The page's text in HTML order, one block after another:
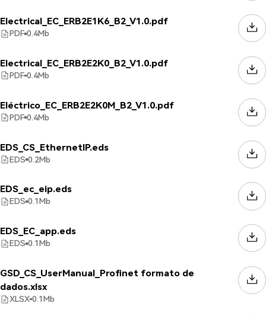
Electrical_EC_ERB2E1K6_B2_V1.0.pdf
PDF 0.4Mb
Electrical_EC_ERB2E2K0_B2_V1.0.pdf
PDF 0.4Mb
Eléctrico_EC_ERB2E2K0M_B2_V1.0.pdf
PDF 0.4Mb
EDS_CS_EthernetIP.eds
EDS 0.2Mb
EDS_ec_eip.eds
EDS 0.1Mb
EDS_EC_app.eds
EDS 0.1Mb
GSD_CS_UserManual_Profinet formato de
dados.xlsx
XLSX 0.1Mb